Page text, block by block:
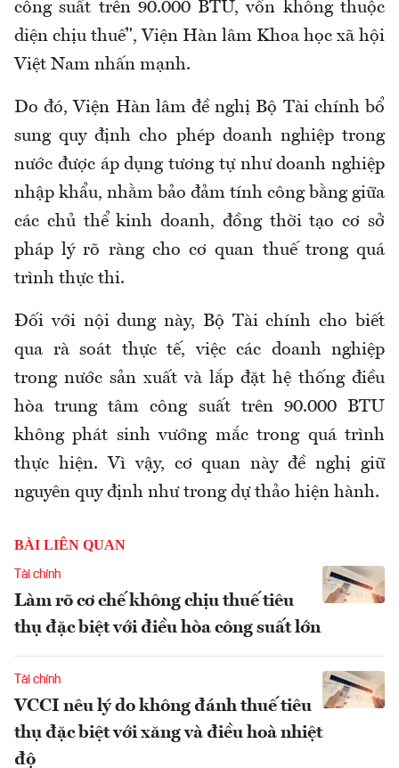
công suất trên 90.000 BTU, vốn không thuộc
diện chịu thuế", Viện Hàn lâm Khoa học xã hội
Việt Nam nhấn mạnh.
Do đó, Viện Hàn lâm đề nghị Bộ Tài chính bổ
sung quy định cho phép doanh nghiệp trong
nước được áp dụng tương tự như doanh nghiệp
nhập khẩu, nhằm bảo đảm tính công bằng giữa
các chủ thể kinh doanh, đồng thời tạo cơ sở
pháp lý rõ ràng cho cơ quan thuế trong quá
trình thực thi.
Đối với nội dung này, Bộ Tài chính cho biết
qua rà soát thực tế, việc các doanh nghiệp
trong nước sản xuất và lắp đặt hệ thống điều
hòa trung tâm công suất trên 90.000 BTU
không phát sinh vướng mắc trong quá trình
thực hiện. Vì vậy, cơ quan này đề nghị giữ
nguyên quy định như trong dự thảo hiện hành.
BÀI LIÊN QUAN
Tài chính
Làm rõ cơ chế không chịu thuế tiêu
thụ đặc biệt với điều hòa công suất lớn
Tài chính
VCCI nêu lý do không đánh thuế tiêu
thụ đặc biệt với xăng và điều hoà nhiệt
độ